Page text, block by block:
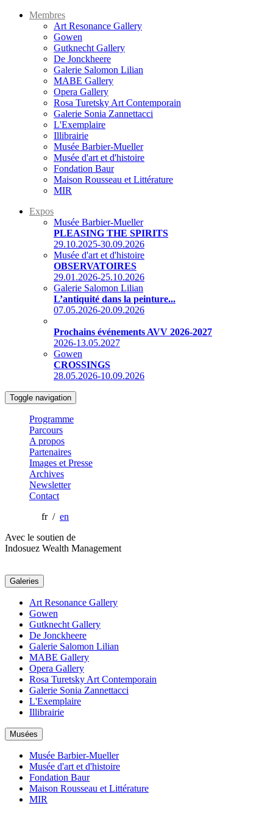
Membres
Art Resonance Gallery
Gowen
Gutknecht Gallery
De Jonckheere
Galerie Salomon Lilian
MABE Gallery
Opera Gallery
Rosa Turetsky Art Contemporain
Galerie Sonia Zannettacci
L'Exemplaire
Illibrairie
Musée Barbier-Mueller
Musée d'art et d'histoire
Fondation Baur
Maison Rousseau et Littérature
MIR
Expos
Musée Barbier-Mueller
PLEASING THE SPIRITS
29.10.2025-30.09.2026
Musée d'art et d'histoire
OBSERVATOIRES
29.01.2026-25.10.2026
Galerie Salomon Lilian
L’antiquité dans la peinture...
07.05.2026-20.09.2026
Prochains événements AVV 2026-2027
2026-13.05.2027
Gowen
CROSSINGS
28.05.2026-10.09.2026
Toggle navigation
Programme
Parcours
A propos
Partenaires
Images et Presse
Archives
Newsletter
Contact
fr / en
Avec le soutien de
Indosuez Wealth Management
Galeries
Art Resonance Gallery
Gowen
Gutknecht Gallery
De Jonckheere
Galerie Salomon Lilian
MABE Gallery
Opera Gallery
Rosa Turetsky Art Contemporain
Galerie Sonia Zannettacci
L'Exemplaire
Illibrairie
Musées
Musée Barbier-Mueller
Musée d'art et d'histoire
Fondation Baur
Maison Rousseau et Littérature
MIR